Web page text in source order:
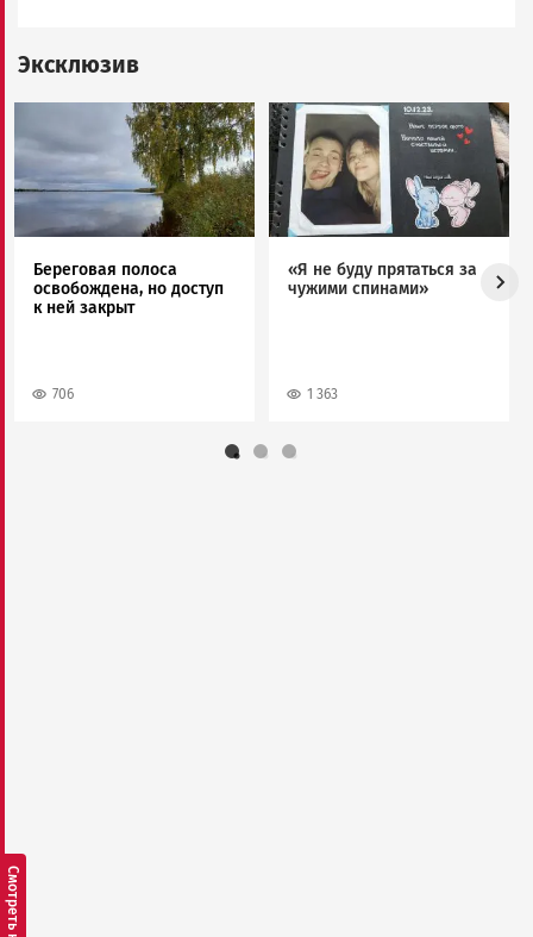
Эксклюзив
Береговая полоса
освобождена, но доступ
к ней закрыт
706
Image
«Я не буду прятаться за
чужими спинами»
1 363